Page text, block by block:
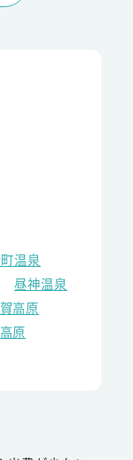
温泉
昼神温泉
高原
原